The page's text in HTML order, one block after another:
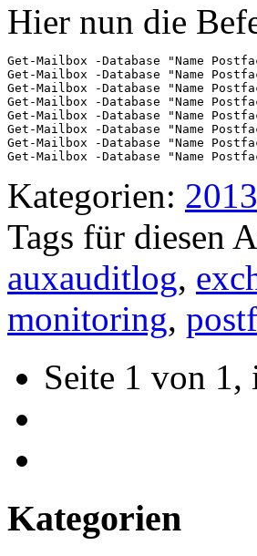
Hier nun die
Get-Mailbox -Database "Name
Get-Mailbox -Database "Name
Get-Mailbox -Database "Name
Get-Mailbox -Database "Name
Get-Mailbox -Database "Name
Get-Mailbox -Database "Name
Get-Mailbox -Database "Name
Kategorien: 2013
Tags für diesen
auxauditlog,
monitoring,
Seite 1 von 1,
Kategorien